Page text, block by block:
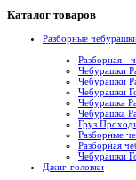
Каталог товаров
Разборные
Разборная -
Чебурашки
Чебурашки
Чебурашки
Чебурашка
Чебурашка
Груз
Разборные
Разборная
Чебурашки
Джиг-головки